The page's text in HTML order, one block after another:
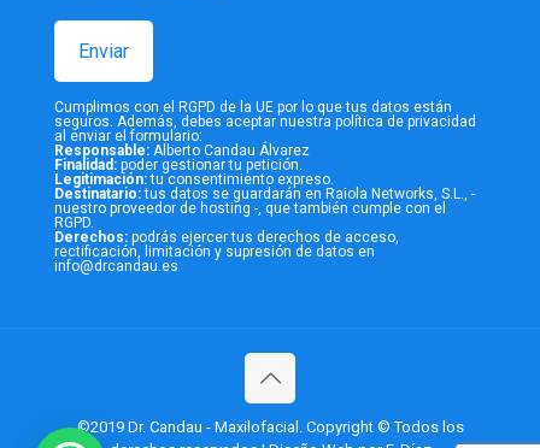
Cumplimos con el RGPD de la UE por lo que tus datos están
seguros. Además, debes aceptar nuestra política de privacidad
al enviar el formulario:
Responsable: Alberto Candau Álvarez
Finalidad: poder gestionar tu petición.
Legitimación:tu consentimiento expreso.
Destinatario:tus datos se guardarán en Raiola Networks, S.L., -
nuestro proveedor de hosting -, que también cumple con el
RGPD.
Derechos: podrás ejercer tus derechos de acceso,
rectificación, limitación y supresión de datos en
info@drcandau.es
©2019 Dr. Candau - Maxilofacial. Copyright © Todos los